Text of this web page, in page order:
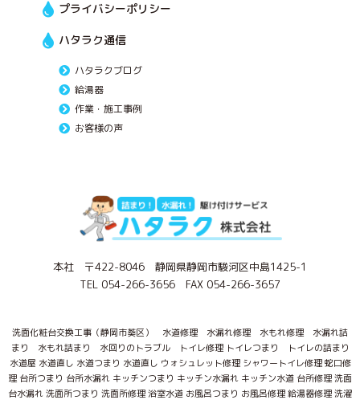
プライバシーポリシー
ハタラク通信
ハタラクブログ
給湯器
作業・施工事例
お客様の声
本社 〒422-8046 静岡県静岡市駿河区中島1425-1
TEL 054-266-3656 FAX 054-266-3657
洗面化粧台交換工事（静岡市葵区） 水道修理 水漏れ修理 水もれ修理 水漏れ詰
まり 水もれ詰まり 水回りのトラブル トイレ修理 トイレつまり トイレの詰まり
水道屋 水道直し 水道つまり 水道直し ウォシュレット修理 シャワートイレ修理 蛇口修
理 台所つまり 台所水漏れ キッチンつまり キッチン水漏れ キッチン水道 台所修理 洗面
台水漏れ 洗面所つまり 洗面所修理 浴室水道 お風呂つまり お風呂修理 給湯器修理 洗濯